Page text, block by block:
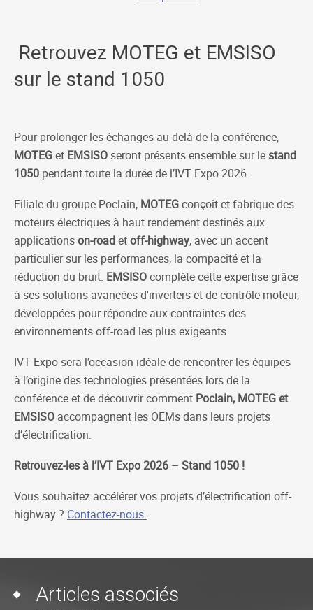
Retrouvez MOTEG et EMSISO
sur le stand 1050
Pour prolonger les échanges au-delà de la conférence,
MOTEGet EMSISO seront présents ensemble sur le stand
1050 pendant toute la durée de l’IVT Expo 2026.
Filiale du groupe Poclain, MOTEGconçoit et fabrique des
moteurs électriques à haut rendement destinés aux
applicationson-roadetoff-highway, avec un accent
particulier sur les performances, la compacité et la
réduction du bruit. EMSISOcomplète cette expertise grâce
à ses solutions avancées d'inverters et de contrôle moteur,
développées pour répondre aux contraintes des
environnements off-road les plus exigeants.
IVT Expo sera l’occasion idéale de rencontrer les équipes
à l’origine des technologies présentées lors de la
conférence et de découvrir comment Poclain, MOTEG et
EMSISO accompagnent les OEMs dans leurs projets
d’électrification.
Retrouvez-les à l’IVT Expo 2026 – Stand 1050 !
Vous souhaitez accélérer vos projets d’électrification off-
highway ? Contactez-nous.
Articles associés